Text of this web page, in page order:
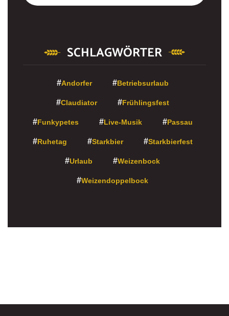
SCHLAGWÖRTER
Andorfer Betriebsurlaub
Claudiator Frühlingsfest
Funkypetes Live-Musik Passau
Ruhetag Starkbier Starkbierfest
Urlaub Weizenbock
Weizendoppelbock